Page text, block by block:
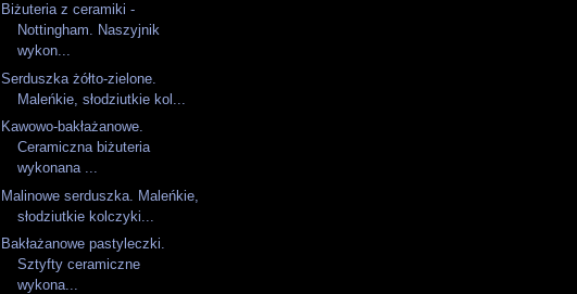
Biżuteria z ceramiki -
Nottingham. Naszyjnik
wykon...
Serduszka żółto-zielone.
Maleńkie, słodziutkie kol...
Kawowo-bakłażanowe.
Ceramiczna biżuteria
wykonana ...
Malinowe serduszka. Maleńkie,
słodziutkie kolczyki...
Bakłażanowe pastyleczki.
Sztyfty ceramiczne
wykona...